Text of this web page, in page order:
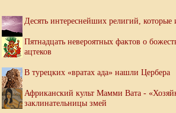
Десять интереснейших религий, которые
Пятнадцать невероятных фактов о
ацтеков
В турецких «вратах ада» нашли Цербера
Африканский культ Мамми Вата -
заклинательницы змей